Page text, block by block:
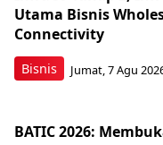
Bisnis
Utama Bisnis
Connectivity
Jumat, 7 Agu
BATIC 2026: